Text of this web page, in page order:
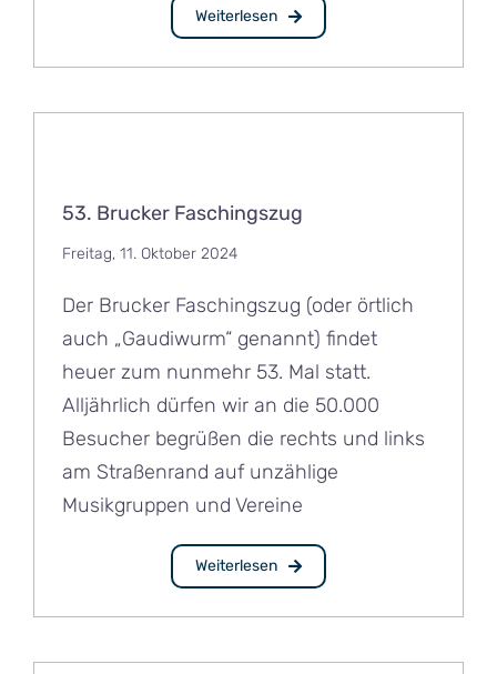
Weiterlesen
53. Brucker Faschingszug
Freitag, 11. Oktober 2024
Der Brucker Faschingszug (oder örtlich
auch „Gaudiwurm“ genannt) findet
heuer zum nunmehr 53. Mal statt.
Alljährlich dürfen wir an die 50.000
Besucher begrüßen die rechts und links
am Straßenrand auf unzählige
Musikgruppen und Vereine
Weiterlesen